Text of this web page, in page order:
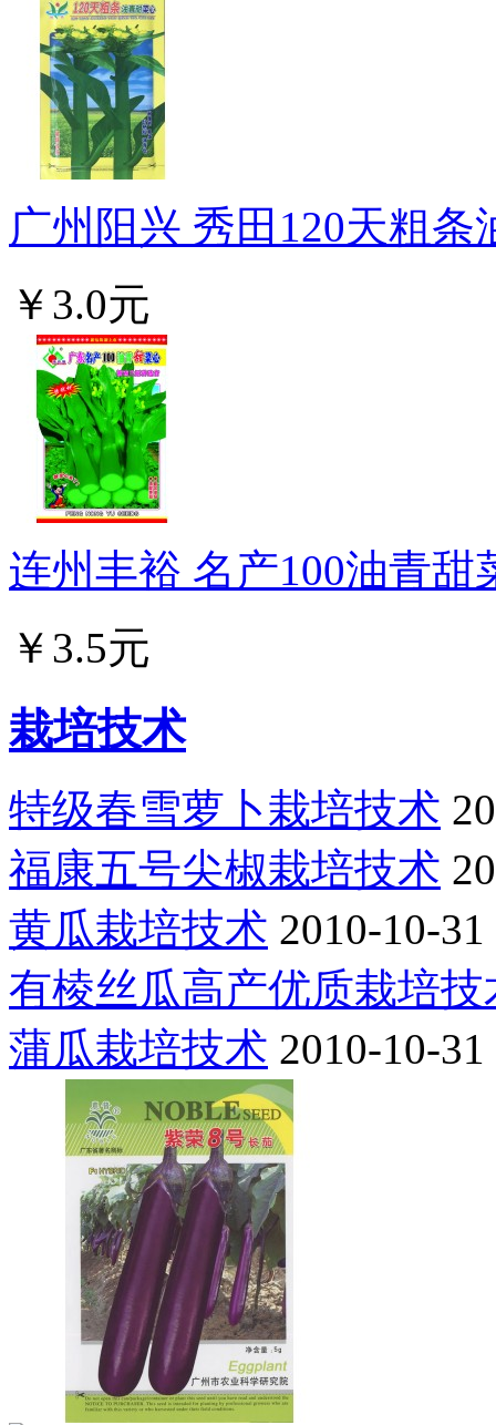
广州阳兴 秀田120天粗
￥3.0元
连州丰裕 名产100油青甜
￥3.5元
栽培技术
特级春雪萝卜栽培技术
福康五号尖椒栽培技术
黄瓜栽培技术 2010-10-31
有棱丝瓜高产优质栽培技
蒲瓜栽培技术 2010-10-31